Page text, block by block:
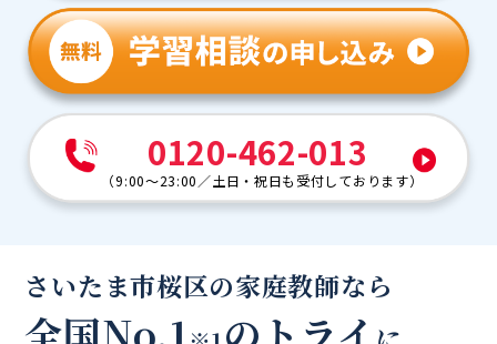
0120-462-013
（9:00～23:00／土日・祝日も受付しております）
さいたま市桜区の家庭教師なら